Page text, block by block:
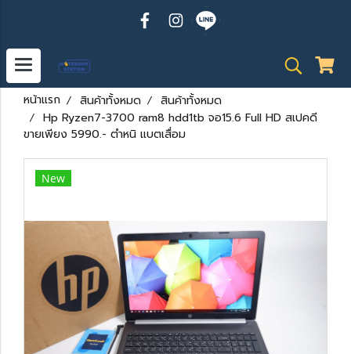
หน้าแรก สินค้าทั้งหมด
สินค้าทั้งหมด
Hp Ryzen7-3700 ram8 hdd1tb จอ15.6 Full HD สเปคดี
ขายเพียง 5990.- ตำหนิ แบตเสื่อม
New